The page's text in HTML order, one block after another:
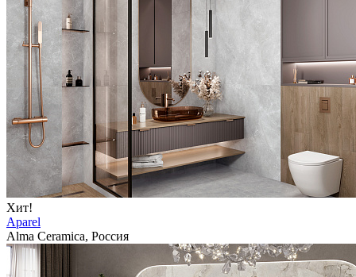
Хит!
Aparel
Alma Ceramica, Россия